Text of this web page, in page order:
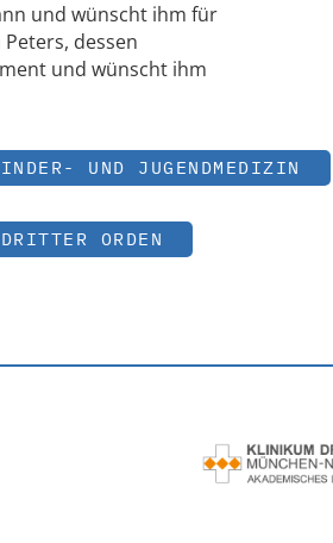
und wünscht ihm für
dessen
und wünscht ihm
UND JUGENDMEDIZIN
ORDEN